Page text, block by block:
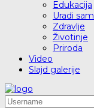
Edukacija
Uradi sam
Zdravlje
Životinje
Priroda
Video
Slajd galerije